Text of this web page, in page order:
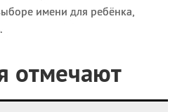
имени для ребёнка,
отмечают
врачей и целителя
09.08
День победы русского